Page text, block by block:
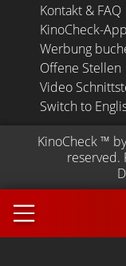
Kontakt & FAQ
KinoCheck-App
Werbung
Offene Stellen
Video
Switch to
KinoCheck ™
reserved.